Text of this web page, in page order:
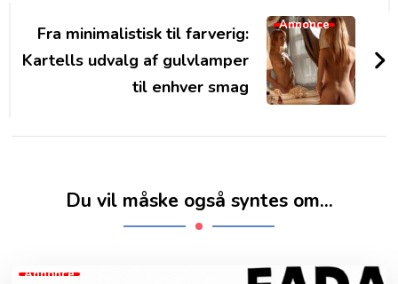
Annonce
Fra minimalistisk til farverig:
Kartells udvalg af gulvlamper
til enhver smag
Du vil måske også syntes om...
Annonce